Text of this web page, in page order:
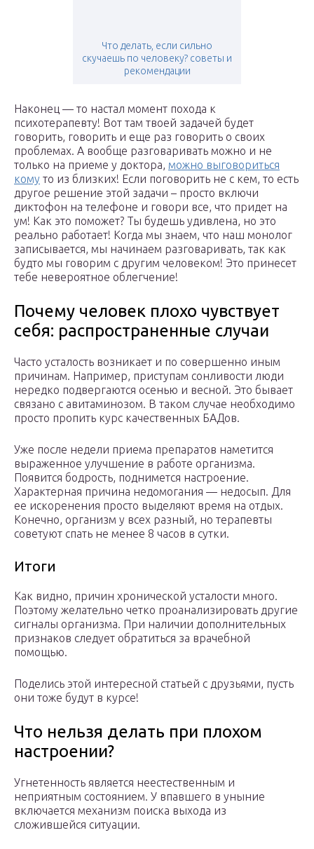
Что делать, если сильно
скучаешь по человеку? советы и
рекомендации
Наконец — то настал момент похода к
психотерапевту! Вот там твоей задачей будет
говорить, говорить и еще раз говорить о своих
проблемах. А вообще разговаривать можно и не
только на приеме у доктора, можно выговориться
кому то из близких! Если поговорить не с кем, то есть
другое решение этой задачи – просто включи
диктофон на телефоне и говори все, что придет на
ум! Как это поможет? Ты будешь удивлена, но это
реально работает! Когда мы знаем, что наш монолог
записывается, мы начинаем разговаривать, так как
будто мы говорим с другим человеком! Это принесет
тебе невероятное облегчение!
Почему человек плохо чувствует
себя: распространенные случаи
Часто усталость возникает и по совершенно иным
причинам. Например, приступам сонливости люди
нередко подвергаются осенью и весной. Это бывает
связано с авитаминозом. В таком случае необходимо
просто пропить курс качественных БАДов.
Уже после недели приема препаратов наметится
выраженное улучшение в работе организма.
Появится бодрость, поднимется настроение.
Характерная причина недомогания — недосып. Для
ее искоренения просто выделяют время на отдых.
Конечно, организм у всех разный, но терапевты
советуют спать не менее 8 часов в сутки.
Итоги
Как видно, причин хронической усталости много.
Поэтому желательно четко проанализировать другие
сигналы организма. При наличии дополнительных
признаков следует обратиться за врачебной
помощью.
Поделись этой интересной статьей с друзьями, пусть
они тоже будут в курсе!
Что нельзя делать при плохом
настроении?
Угнетенность является неестественным и
неприятным состоянием. У впавшего в уныние
включается механизм поиска выхода из
сложившейся ситуации.